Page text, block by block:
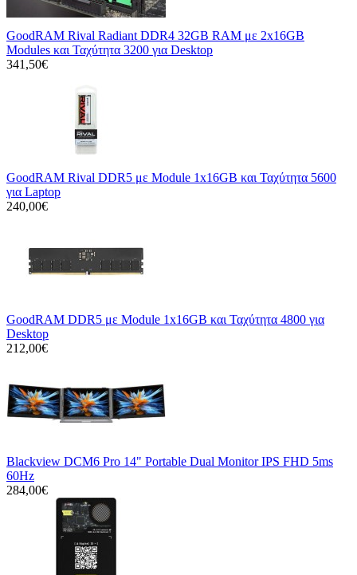
GoodRAM Rival Radiant DDR4 32GB RAM με 2x16GB
Modules και Ταχύτητα 3200 για Desktop
341,50€
GoodRAM Rival DDR5 με Module 1x16GB και Ταχύτητα 5600
για Laptop
240,00€
GoodRAM DDR5 με Module 1x16GB και Ταχύτητα 4800 για
Desktop
212,00€
Blackview DCM6 Pro 14" Portable Dual Monitor IPS FHD 5ms
60Hz
284,00€